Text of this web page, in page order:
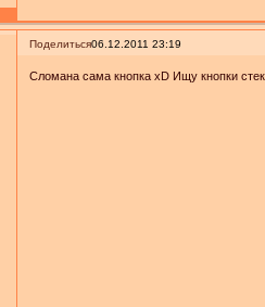
Поделиться06.12.2011 23:19
Сломана сама кнопка xD Ищу кнопки